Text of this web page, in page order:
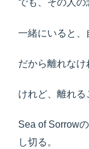
でも、その人の
一緒にいると、
だから離れなけ
けれど、離れる
Sea of Sorrow
し切る。